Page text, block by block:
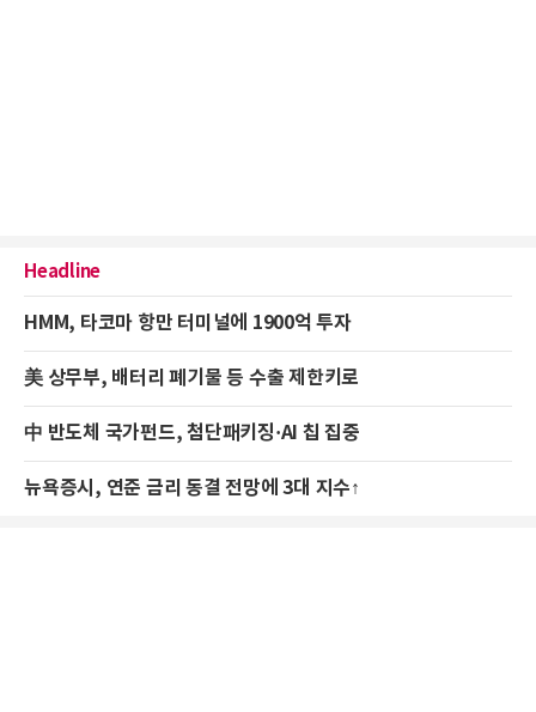
Headline
HMM, 타코마 항만 터미널에 1900억 투자
美 상무부, 배터리 폐기물 등 수출 제한키로
中 반도체 국가펀드, 첨단패키징·AI 칩 집중
뉴욕증시, 연준 금리 동결 전망에 3대 지수↑